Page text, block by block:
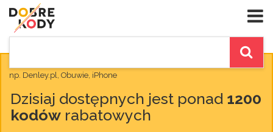
np. Denley.pl, Obuwie, iPhone
Dzisiaj dostępnych jest ponad 1200
kodów rabatowych